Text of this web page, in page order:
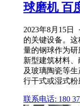
球磨机 百
2023年8月15日
的关键设备。
量的钢球作为
新型建筑材料
及玻璃陶瓷等
行干式或湿式
联系电话: 180